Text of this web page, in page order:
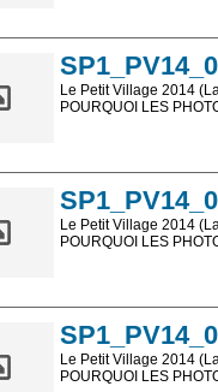
Le Petit Village 2014
POURQUOI LES
Le Petit Village 2014
POURQUOI LES
Le Petit Village 2014
POURQUOI LES